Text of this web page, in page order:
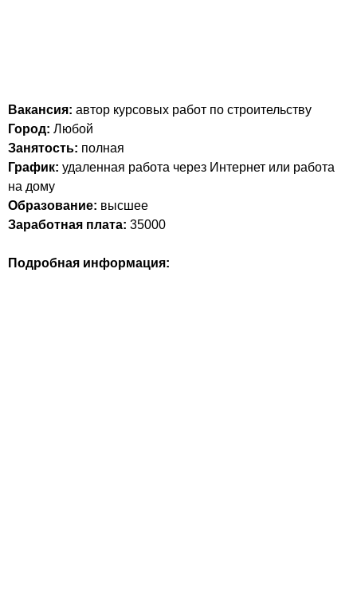
Вакансия: автор курсовых работ по строительству
Город: Любой
Занятость: полная
График: удаленная работа через Интернет или работа
на дому
Образование: высшее
Заработная плата: 35000
Подробная информация: